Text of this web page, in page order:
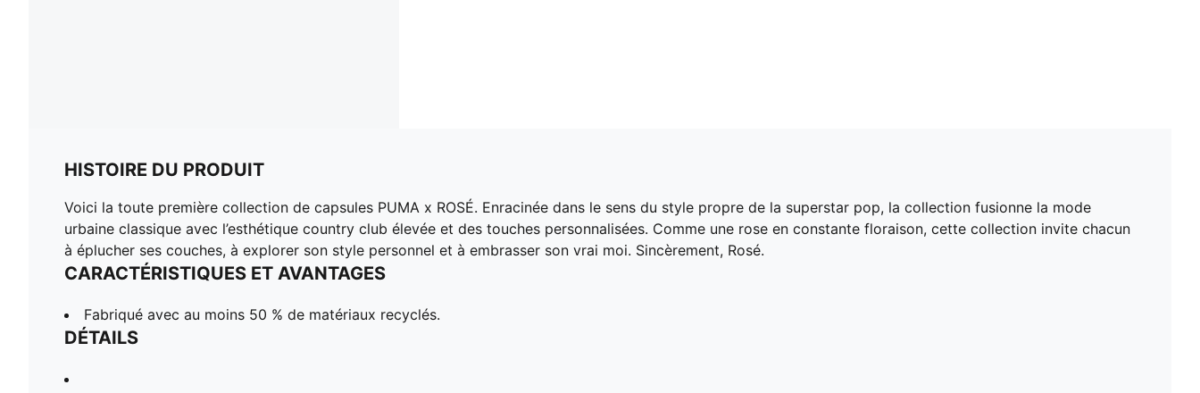
HISTOIRE DU PRODUIT
Voici la toute première collection de capsules PUMA x ROSÉ. Enracinée dans le sens du style propre de la superstar pop, la collection fusionne la mode
urbaine classique avec l’esthétique country club élevée et des touches personnalisées. Comme une rose en constante floraison, cette collection invite chacun
à éplucher ses couches, à explorer son style personnel et à embrasser son vrai moi. Sincèrement, Rosé.
CARACTÉRISTIQUES ET AVANTAGES
Fabriqué avec au moins 50 % de matériaux recyclés.
DÉTAILS